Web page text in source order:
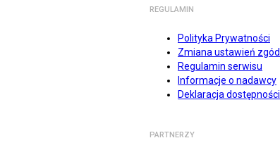
REGULAMIN
Polityka Prywatności
Zmiana ustawień zgód
Regulamin serwisu
Informacje o nadawcy
Deklaracja dostępności
PARTNERZY